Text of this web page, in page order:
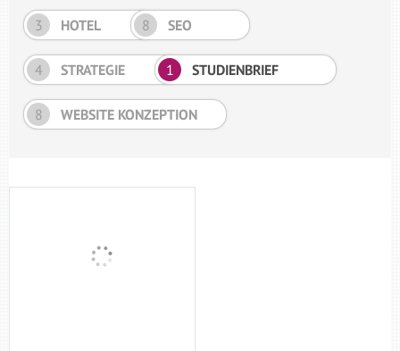
3 HOTEL 8 SEO
4 STRATEGIE 1 STUDIENBRIEF
8 WEBSITE KONZEPTION